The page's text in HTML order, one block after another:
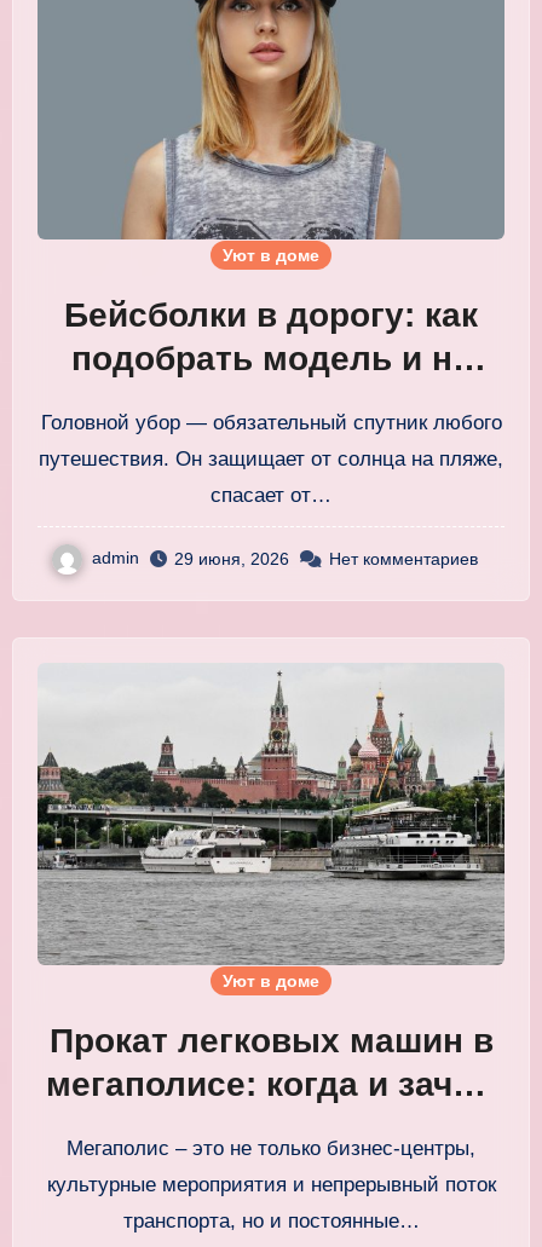
Уют в доме
Бейсболки в дорогу: как
подобрать модель и не
багаже
Головной убор — обязательный спутник любого
путешествия. Он защищает от солнца на пляже,
спасает от…
admin 29 июня, 2026 Нет комментариев
Уют в доме
Прокат легковых машин в
мегаполисе: когда и зачем
Мегаполис – это не только бизнес-центры,
культурные мероприятия и непрерывный поток
транспорта, но и постоянные…